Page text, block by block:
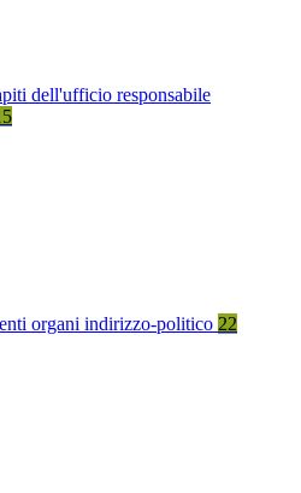
dell'ufficio responsabile
organi indirizzo-politico 22